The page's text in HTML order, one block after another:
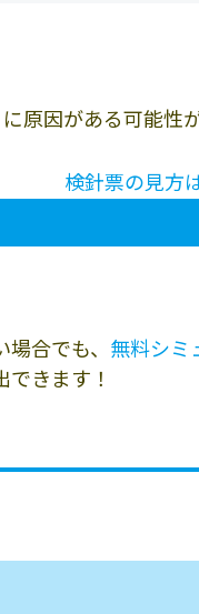
原因がある可能性
検針票の見方
合でも、 無料シミ
きます！